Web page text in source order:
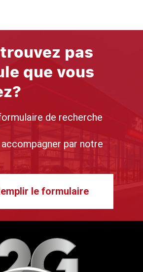
pas
que vous
de recherche
par notre
le formulaire